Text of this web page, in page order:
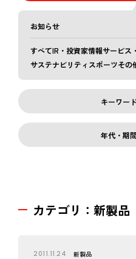
お知らせ
すべてIR・投資家情報サービス
サステナビリティ スポーツその
キーワー
年代・期
カテゴリ：新製品
2011.11.24 新製品